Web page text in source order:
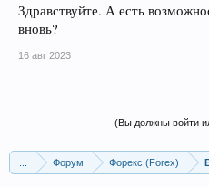
Здравствуйте. А есть
вновь?
16 авг 2023
(Вы должны войти
Форум Форекс (Forex)